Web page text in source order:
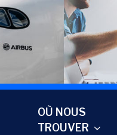
OÙ NOUS
TROUVER